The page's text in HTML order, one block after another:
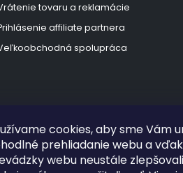
cookies, aby sme Vám
prehliadanie webu a
webu neustále
tovaru a reklamácie
affiliate partnera
spolupráca